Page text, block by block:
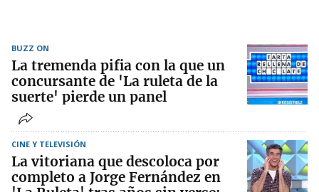
BUZZ ON
La tremenda pifia con la que un
concursante de 'La ruleta de la
suerte' pierde un panel
CINE Y TELEVISIÓN
La vitoriana que descoloca por
completo a Jorge Fernández en